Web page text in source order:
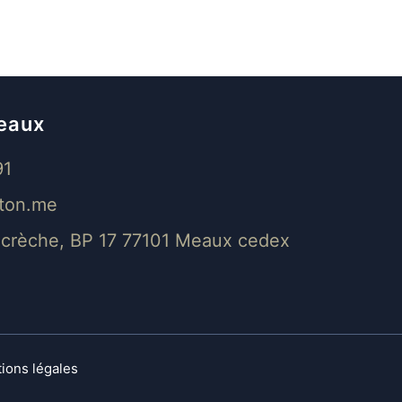
BP 17 77101 Meaux cedex
légales